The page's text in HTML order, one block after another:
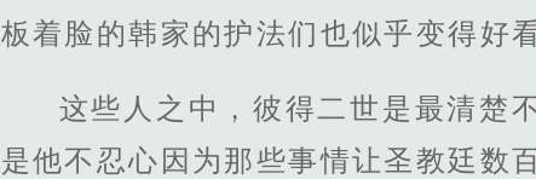
板着脸的韩家的护法们也似乎变得好
这些人之中，彼得二世是最清楚
是他不忍心因为那些事情让圣教廷数